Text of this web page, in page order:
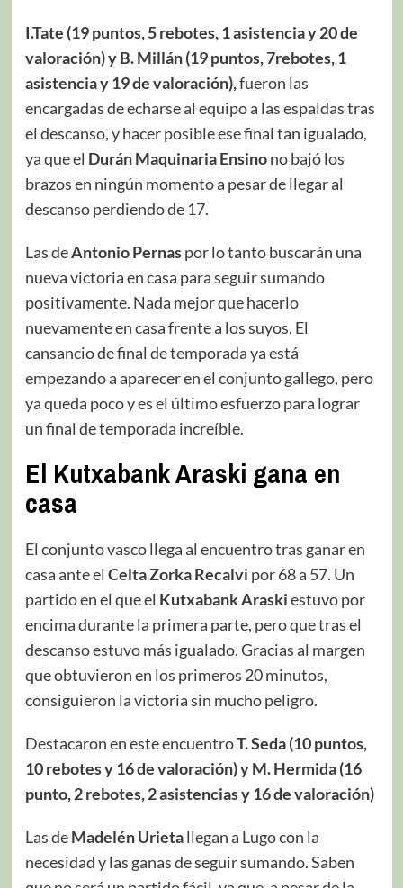
I.Tate (19 puntos, 5 rebotes, 1 asistencia y 20 de
valoración) y B. Millán (19 puntos, 7rebotes, 1
asistencia y 19 de valoración),fueron las
encargadas de echarse al equipo a las espaldas tras
el descanso, y hacer posible ese final tan igualado,
ya que el Durán Maquinaria Ensinono bajó los
brazos en ningún momento a pesar de llegar al
descanso perdiendo de 17.
Las deAntonio Pernaspor lo tanto buscarán una
nueva victoria en casa para seguir sumando
positivamente. Nada mejor que hacerlo
nuevamente en casa frente a los suyos. El
cansancio de final de temporada ya está
empezando a aparecer en el conjunto gallego, pero
ya queda poco y es el último esfuerzo para lograr
un final de temporada increíble.
El Kutxabank Araski gana en
casa
El conjunto vasco llega al encuentro tras ganar en
casa ante el Celta Zorka Recalvi por 68 a 57. Un
partido en el que el Kutxabank Araskiestuvo por
encima durante la primera parte, pero que tras el
descanso estuvo más igualado. Gracias al margen
que obtuvieron en los primeros 20 minutos,
consiguieron la victoria sin mucho peligro.
Destacaron en este encuentroT. Seda (10 puntos,
10 rebotes y 16 de valoración) y M. Hermida (16
punto, 2 rebotes, 2 asistencias y 16 de valoración)
Las deMadelén Urietallegan a Lugo con la
necesidad y las ganas de seguir sumando. Saben